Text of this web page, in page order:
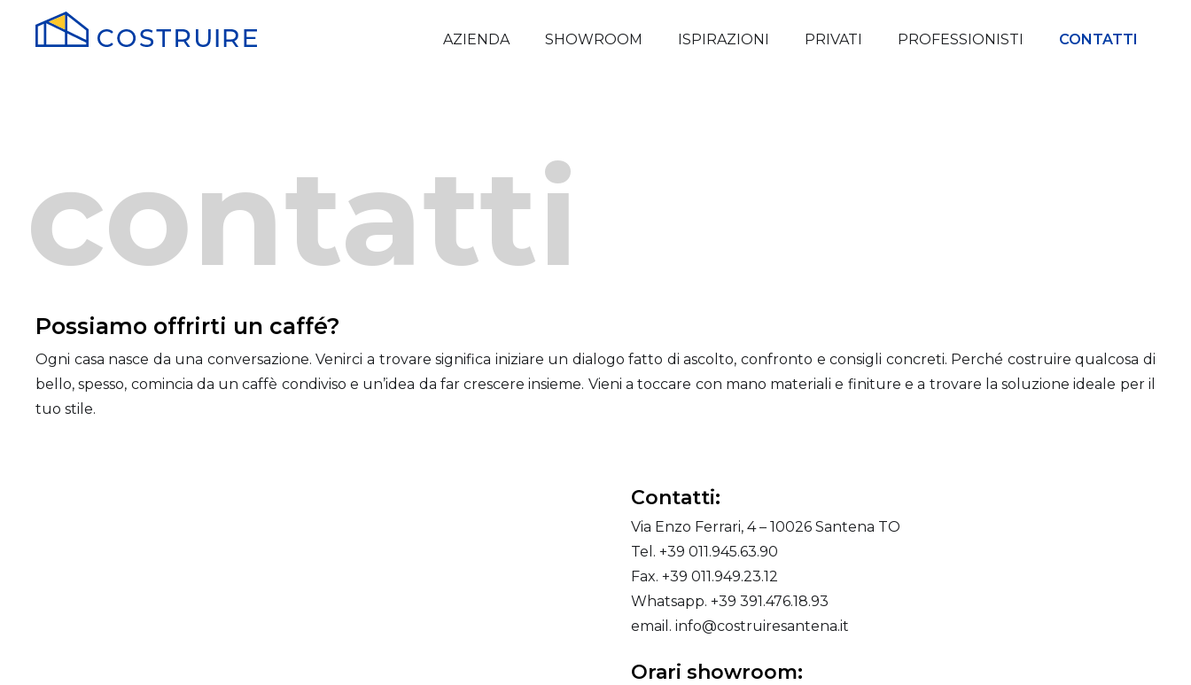
AZIENDA SHOWROOM ISPIRAZIONI PRIVATI PROFESSIONISTI CONTATTI
contatti
Possiamo offrirti un caffé?
Ogni casa nasce da una conversazione. Venirci a trovare significa iniziare un dialogo fatto di ascolto, confronto e consigli concreti. Perché costruire qualcosa di
bello, spesso, comincia da un caffè condiviso e un’idea da far crescere insieme. Vieni a toccare con mano materiali e finiture e a trovare la soluzione ideale per il
tuo stile.
Contatti:
Via Enzo Ferrari, 4 – 10026 Santena TO
Tel. +39 011.945.63.90
Fax. +39 011.949.23.12
Whatsapp. +39 391.476.18.93
email. info@costruiresantena.it
Orari showroom: